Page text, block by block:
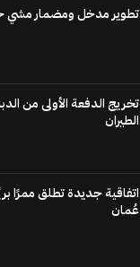
تطوير مدخل ومضمار مشي
تخريج الدفعة الأولى من
الطيران
اتفاقية جديدة تطلق ممرًا
عُمان